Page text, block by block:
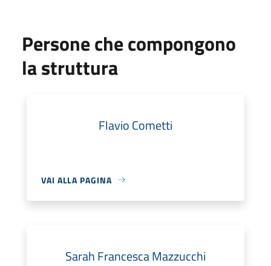
Persone che compongono
la struttura
Flavio Cometti
VAI ALLA PAGINA
Sarah Francesca Mazzucchi